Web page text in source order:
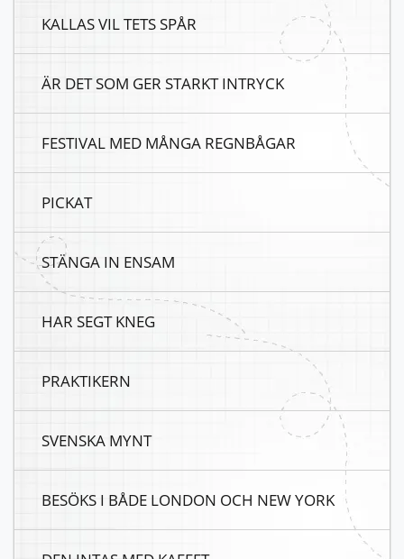
KALLAS VIL TETS SPÅR
ÄR DET SOM GER STARKT INTRYCK
FESTIVAL MED MÅNGA REGNBÅGAR
PICKAT
STÄNGA IN ENSAM
HAR SEGT KNEG
PRAKTIKERN
SVENSKA MYNT
BESÖKS I BÅDE LONDON OCH NEW YORK